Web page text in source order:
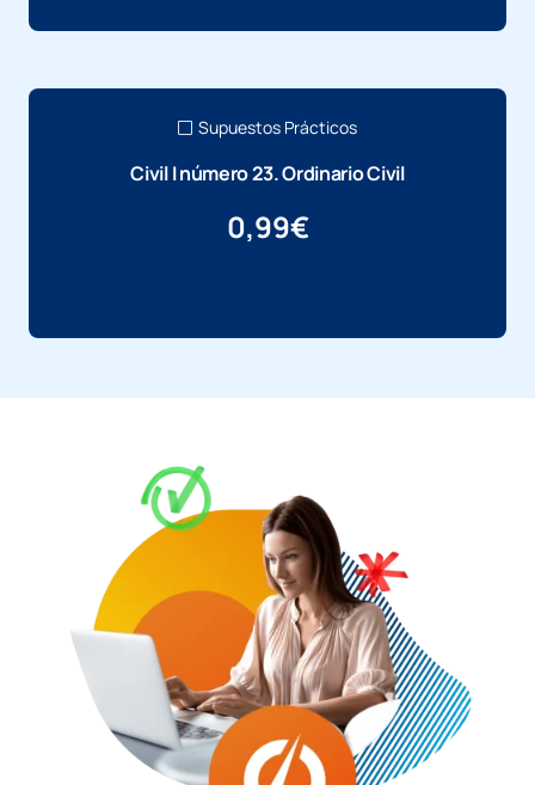
Supuestos Prácticos
Civil I número 23. Ordinario Civil
0,99€